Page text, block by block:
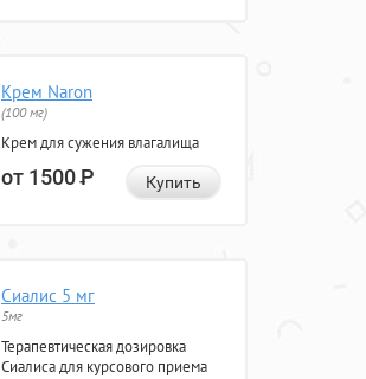
Крем Naron
(100 мг)
Крем для сужения влагалища
от 1500Р Купить
Сиалис 5 мг
5мг
Терапевтическая дозировка
Сиалиса для курсового приема